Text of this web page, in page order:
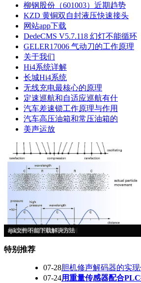
柳钢股份（601003）近期趋势
KZD 黄铜双自封液压快速接头
网站app下载
DedeCMS V5.7.118 幻灯不能循环
GELER17006 气动刀的工作原理
关于我们
Hi4系统详解
长城Hi4系统
无线充电最核心的原理
定速巡航和自适应巡航有什
汽车差速锁工作原理与作用
汽车高压油箱和常压油箱的
美声运放
超声波工作原理
胆机修声解码器的实现代
用重量传感器配合PLC控制
气缸推力拉力快速对照表
apk文件不能下载解决方法
特别推荐
07-28胆机修声解码器的实
07-24用重量传感器配合PLC